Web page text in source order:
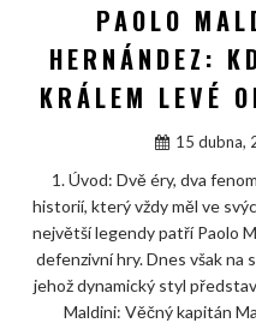
PAOLO
HERNÁNDEZ:
KRÁLEM LEVÉ
15 dubna,
1. Úvod: Dvě éry, dva
historií, který vždy měl ve
největší legendy patří Paolo
defenzivní hry. Dnes však na
jehož dynamický styl
Maldini: Věčný kapitán